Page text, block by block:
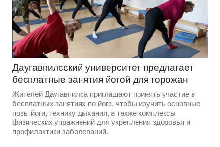
Даугавпилсский университет предлагает
бесплатные занятия йогой для горожан
Жителей Даугавпилса приглашают принять участие в
бесплатных занятиях по йоге, чтобы изучить основные
позы йоги, технику дыхания, а также комплексы
физических упражнений для укрепления здоровья и
профилактики заболеваний.